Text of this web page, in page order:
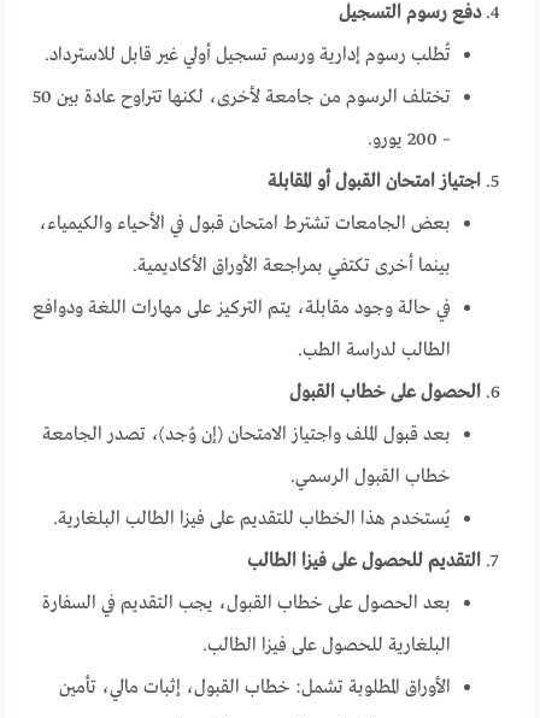
دفع رسوم التسجيل
تُطلب رسوم إدارية ورسم تسجيل أولي غير قابل للاسترداد.
تختلف الرسوم من جامعة لأخرى، لكنها تتراوح عادة بين 50
– 200 يورو.
اجتياز امتحان القبول أو المقابلة
بعض الجامعات تشترط امتحان قبول في الأحياء والكيمياء،
بينما أخرى تكتفي بمراجعة الأوراق الأكاديمية.
في حالة وجود مقابلة، يتم التركيز على مهارات اللغة ودوافع
الطالب لدراسة الطب.
الحصول على خطاب القبول
بعد قبول الملف واجتياز الامتحان (إن وُجد)، تصدر الجامعة
خطاب القبول الرسمي.
يُستخدم هذا الخطاب للتقديم على فيزا الطالب البلغارية.
التقديم للحصول على فيزا الطالب
بعد الحصول على خطاب القبول، يجب التقديم في السفارة
البلغارية للحصول على فيزا الطالب.
الأوراق المطلوبة تشمل: خطاب القبول، إثبات مالي، تأمين